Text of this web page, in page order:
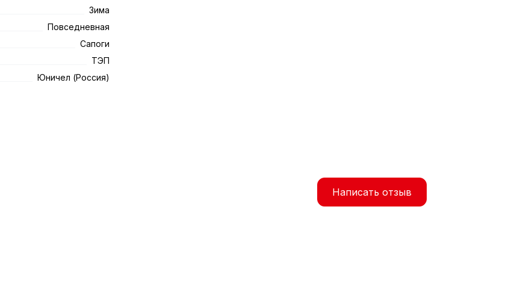
Зима
Повседневная
Сапоги
ТЭП
Юничел (Россия)
Написать отзыв